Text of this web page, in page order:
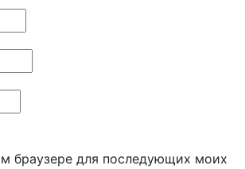
браузере для последующих моих